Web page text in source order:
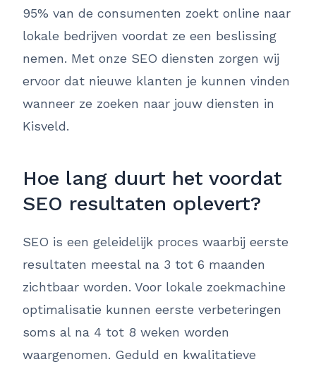
95% van de consumenten zoekt online naar
lokale bedrijven voordat ze een beslissing
nemen. Met onze SEO diensten zorgen wij
ervoor dat nieuwe klanten je kunnen vinden
wanneer ze zoeken naar jouw diensten in
Kisveld.
Hoe lang duurt het voordat
SEO resultaten oplevert?
SEO is een geleidelijk proces waarbij eerste
resultaten meestal na 3 tot 6 maanden
zichtbaar worden. Voor lokale zoekmachine
optimalisatie kunnen eerste verbeteringen
soms al na 4 tot 8 weken worden
waargenomen. Geduld en kwalitatieve